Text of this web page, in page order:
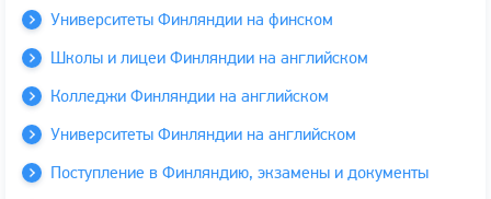
Университеты Финляндии на финском
Школы и лицеи Финляндии на английском
Колледжи Финляндии на английском
Университеты Финляндии на английском
Поступление в Финляндию, экзамены и документы